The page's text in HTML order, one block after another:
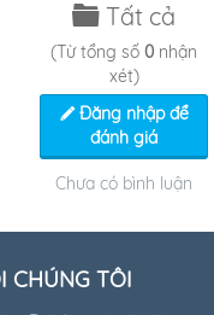
Tất cả
(Từ tổng số 0 nhận
xét)
Đăng nhập để
đánh giá
Chưa có bình luận
CHÚNG TÔI